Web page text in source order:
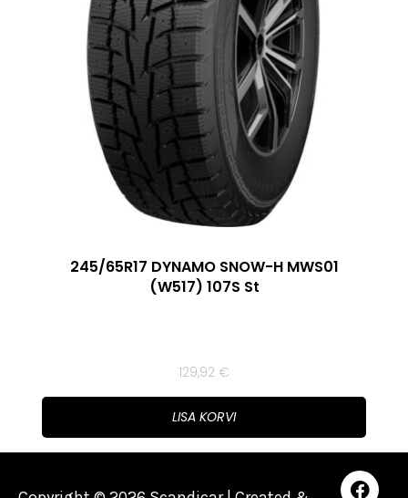
245/65R17 DYNAMO SNOW-H MWS01
(W517) 107S St
129,92 €
LISA KORVI